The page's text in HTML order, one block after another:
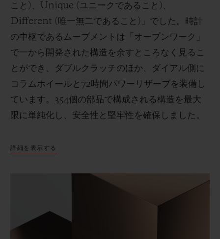
こと)、Unique (ユニークであること)、
Different (唯一無二であること)」でした。時計
の中枢であるムーブメントは「オープンワーク」
で一から開発された構造を余すところなく見るこ
とができ、ダブルクラッチのほか、ダイアル側に
コラムホイールと72時間パワーリザーブを装備し
ています。354個の部品で構成される構造を最大
限に単純化し、安全性と堅牢性を確保しました。
詳細を表示する